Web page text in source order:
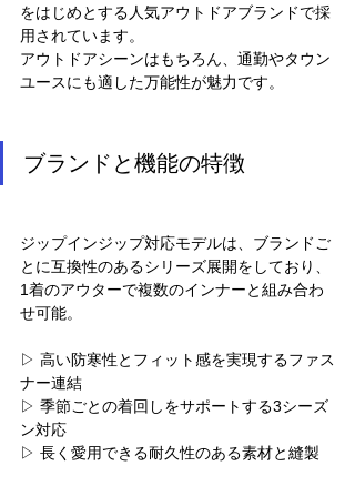
をはじめとする人気アウトドアブランドで採
用されています。
アウトドアシーンはもちろん、通勤やタウン
ユースにも適した万能性が魅力です。
ブランドと機能の特徴
ジップインジップ対応モデルは、ブランドご
とに互換性のあるシリーズ展開をしており、
1着のアウターで複数のインナーと組み合わ
せ可能。
▷ 高い防寒性とフィット感を実現するファス
ナー連結
▷ 季節ごとの着回しをサポートする3シーズ
ン対応
▷ 長く愛用できる耐久性のある素材と縫製